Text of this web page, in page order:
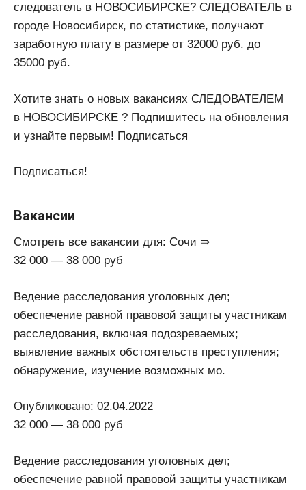
следователь в НОВОСИБИРСКЕ? СЛЕДОВАТЕЛЬ в
городе Новосибирск, по статистике, получают
заработную плату в размере от 32000 руб. до
35000 руб.
Хотите знать о новых вакансиях СЛЕДОВАТЕЛЕМ
в НОВОСИБИРСКЕ ? Подпишитесь на обновления
и узнайте первым! Подписаться
Подписаться!
Вакансии
Смотреть все вакансии для: Сочи ⇛
32 000 — 38 000 руб
Ведение расследования уголовных дел;
обеспечение равной правовой защиты участникам
расследования, включая подозреваемых;
выявление важных обстоятельств преступления;
обнаружение, изучение возможных мо.
Опубликовано: 02.04.2022
32 000 — 38 000 руб
Ведение расследования уголовных дел;
обеспечение равной правовой защиты участникам